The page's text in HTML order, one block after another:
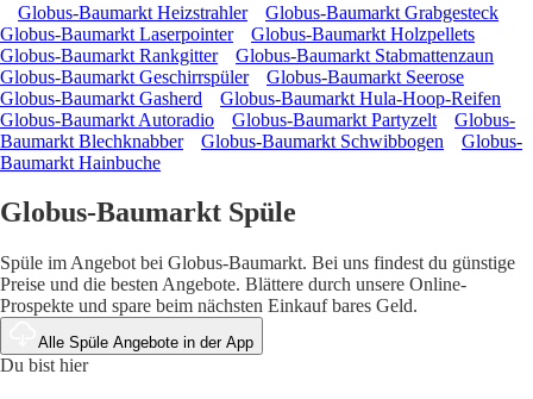
Globus-Baumarkt Heizstrahler
Globus-Baumarkt Grabgesteck
Globus-Baumarkt Laserpointer
Globus-Baumarkt Holzpellets
Globus-Baumarkt Rankgitter
Globus-Baumarkt Stabmattenzaun
Globus-Baumarkt Geschirrspüler
Globus-Baumarkt Seerose
Globus-Baumarkt Gasherd
Globus-Baumarkt Hula-Hoop-Reifen
Globus-Baumarkt Autoradio
Globus-Baumarkt Partyzelt
Globus-
Baumarkt Blechknabber
Globus-Baumarkt Schwibbogen
Globus-
Baumarkt Hainbuche
Globus-Baumarkt Spüle
Spüle im Angebot bei Globus-Baumarkt. Bei uns findest du günstige
Preise und die besten Angebote. Blättere durch unsere Online-
Prospekte und spare beim nächsten Einkauf bares Geld.
Alle Spüle Angebote in der App
Du bist hier